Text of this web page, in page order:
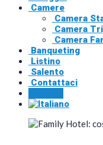
Camere
Camera
Camera
Camera
Banqueting
Listino
Salento
Contattaci